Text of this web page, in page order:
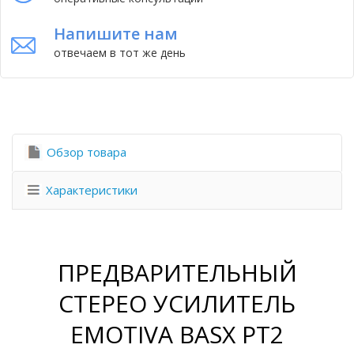
Напишите нам
отвечаем в тот же день
Обзор товара
Характеристики
ПРЕДВАРИТЕЛЬНЫЙ
СТЕРЕО УСИЛИТЕЛЬ
EMOTIVA BASX PT2